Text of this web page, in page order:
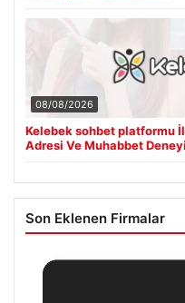
08/08/2026
Kelebek sohbet platformu
Adresi Ve Muhabbet
Son Eklenen Firmalar